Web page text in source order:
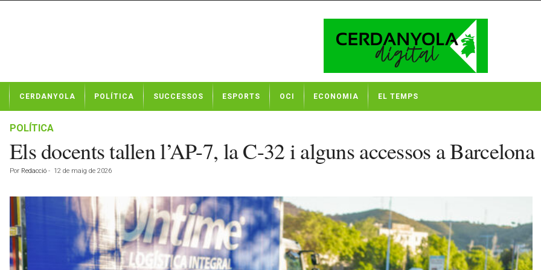
t
CERDANYOLA POLÍTICA SUCCESSOS ESPORTS OCI ECONOMIA EL TEMPS
POLÍTICA
Els docents tallen l’AP-7, la C-32 i alguns accessos a Barcelona
Por Redacció - 12 de maig de 2026